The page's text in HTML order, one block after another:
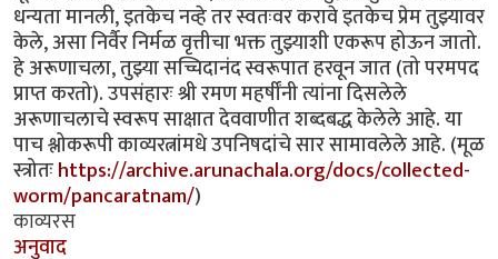
धन्यता मानली, इतकेच नव्हे तर स्वतःवर करावे इतकेच प्रेम तुझ्यावर
केले, असा निर्वैर निर्मळ वृत्तीचा भक्त तुझ्याशी एकरूप होऊन जातो.
हे अरूणाचला, तुझ्या सच्चिदानंद स्वरूपात हरवून जात (तो परमपद
प्राप्त करतो). उपसंहारः श्री रमण महर्षींनी त्यांना दिसलेले
अरूणाचलाचे स्वरूप साक्षात देववाणीत शब्दबद्ध केलेले आहे. या
पाच श्लोकरूपी काव्यरत्नांमधे उपनिषदांचे सार सामावलेले आहे. (मूळ
स्त्रोतःhttps://archive.arunachala.org/docs/collected-
worm/pancaratnam/)
काव्यरस
अनुवाद